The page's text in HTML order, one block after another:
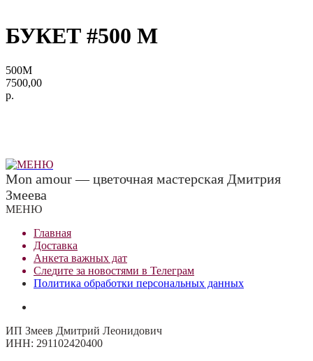
БУКЕТ #500 M
500M
7500,00
р.
Mon amour — цветочная мастерская Дмитрия
Змеева
МЕНЮ
Главная
Доставка
Анкета важных дат
Следите за новостями в Телеграм
Политика обработки персональных данных
ИП Змеев Дмитрий Леонидович
ИНН: 291102420400